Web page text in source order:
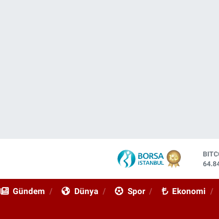
Gündem Dünya Spor Ekonomi